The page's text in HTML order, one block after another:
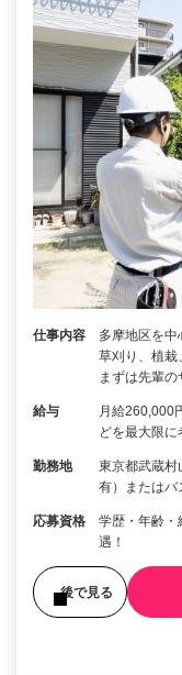
仕事内容
多摩地区を中
草刈り、植栽
まずは先輩
給与
月給
どを最大限
勤務地
東京都武蔵
有）またはバ
応募資格
学歴・年齢
遇！
後で見る